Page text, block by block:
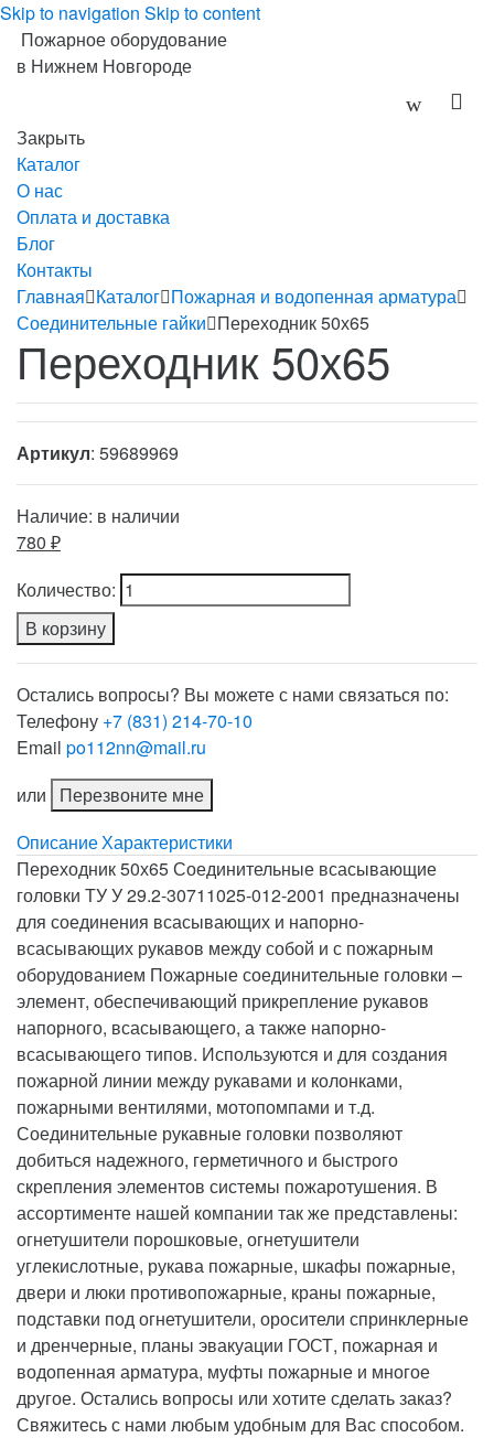
Skip to navigation Skip to content
Пожарное оборудование
в Нижнем Новгороде
Закрыть
Каталог
О нас
Оплата и доставка
Блог
Контакты
Главная Каталог Пожарная и водопенная арматура
Соединительные гайки Переходник 50х65
Переходник 50х65
Артикул: 59689969
Наличие: в наличии
780 ₽
Количество:
В корзину
Остались вопросы? Вы можете с нами связаться по:
Телефону +7 (831) 214-70-10
Email po112nn@mail.ru
или
Перезвоните мне
ОписаниеХарактеристики
Переходник 50х65 Соединительные всасывающие
головки ТУ У 29.2-30711025-012-2001 предназначены
для соединения всасывающих и напорно-
всасывающих рукавов между собой и с пожарным
оборудованием Пожарные соединительные головки –
элемент, обеспечивающий прикрепление рукавов
напорного, всасывающего, а также напорно-
всасывающего типов. Используются и для создания
пожарной линии между рукавами и колонками,
пожарными вентилями, мотопомпами и т.д.
Соединительные рукавные головки позволяют
добиться надежного, герметичного и быстрого
скрепления элементов системы пожаротушения. В
ассортименте нашей компании так же представлены:
огнетушители порошковые, огнетушители
углекислотные, рукава пожарные, шкафы пожарные,
двери и люки противопожарные, краны пожарные,
подставки под огнетушители, оросители спринклерные
и дренчерные, планы эвакуации ГОСТ, пожарная и
водопенная арматура, муфты пожарные и многое
другое. Остались вопросы или хотите сделать заказ?
Свяжитесь с нами любым удобным для Вас способом.